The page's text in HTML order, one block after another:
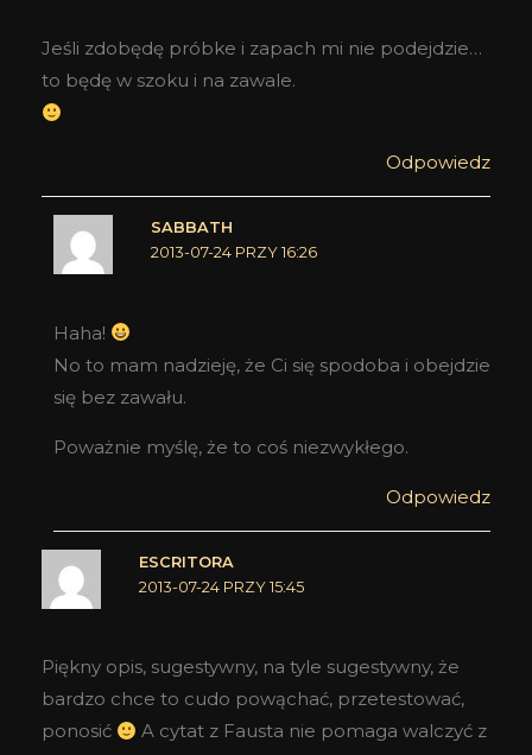
Jeśli zdobędę próbke i zapach mi nie podejdzie…
to będę w szoku i na zawale.
Odpowiedz
SABBATH
2013-07-24 PRZY 16:26
Haha!
No to mam nadzieję, że Ci się spodoba i obejdzie
się bez zawału.
Poważnie myślę, że to coś niezwykłego.
Odpowiedz
ESCRITORA
2013-07-24 PRZY 15:45
Piękny opis, sugestywny, na tyle sugestywny, że
bardzo chce to cudo powąchać, przetestować,
ponosić
A cytat z Fausta nie pomaga walczyć z